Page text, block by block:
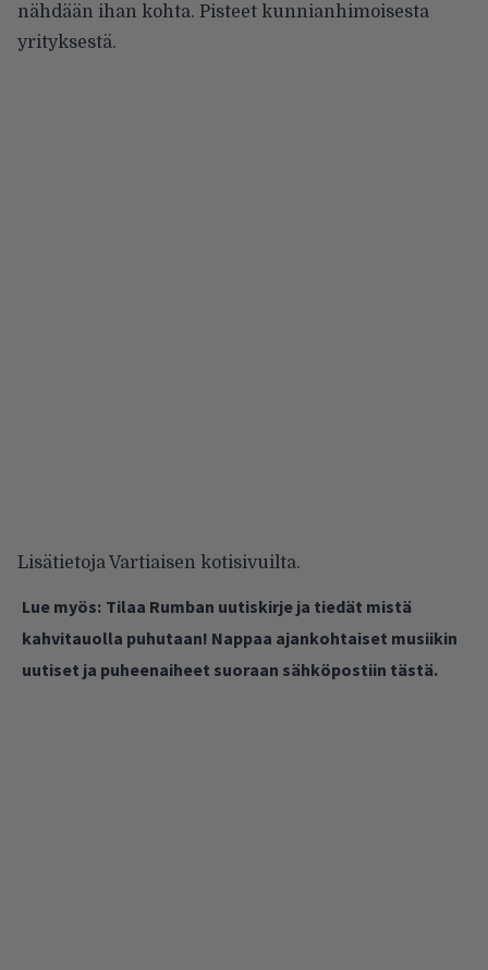
nähdään ihan kohta. Pisteet kunnianhimoisesta
yrityksestä.
Lisätietoja Vartiaisen kotisivuilta.
Lue myös: Tilaa Rumban uutiskirje ja tiedät mistä
kahvitauolla puhutaan! Nappaa ajankohtaiset musiikin
uutiset ja puheenaiheet suoraan sähköpostiin tästä.